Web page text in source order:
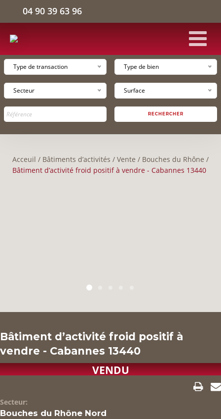
04 90 39 63 96
ACCUEIL
BÂTIMENTS D'ACTIVITÉS
BUREAUX
Type de transaction Type de bien
Secteur Surface
RECHERCHER
Acceuil / Bâtiments d’activités / Vente / Bouches du Rhône /
Bâtiment d’activité froid positif à vendre - Cabannes 13440
Bâtiment d’activité froid positif à
vendre - Cabannes 13440
VENDU
Secteur:
Bouches du Rhône Nord